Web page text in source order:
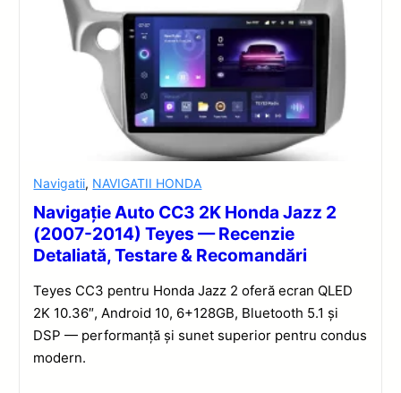
Navigatii, NAVIGATII HONDA
Navigație Auto CC3 2K Honda Jazz 2
(2007-2014) Teyes — Recenzie
Detaliată, Testare & Recomandări
Teyes CC3 pentru Honda Jazz 2 oferă ecran QLED
2K 10.36″, Android 10, 6+128GB, Bluetooth 5.1 și
DSP — performanță și sunet superior pentru condus
modern.